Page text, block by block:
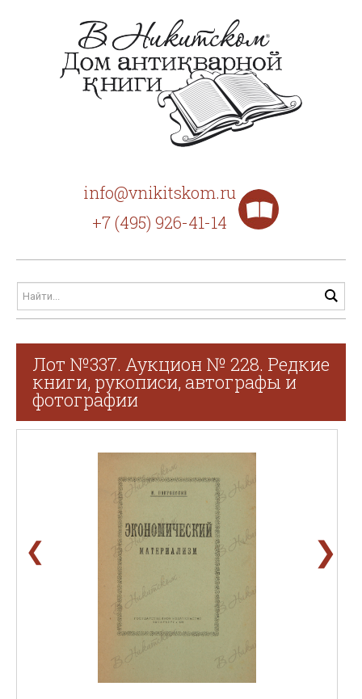
info@vnikitskom.ru
+7 (495) 926-41-14
Лот №337. Аукцион № 228. Редкие
книги, рукописи, автографы и
фотографии
❮ ❯